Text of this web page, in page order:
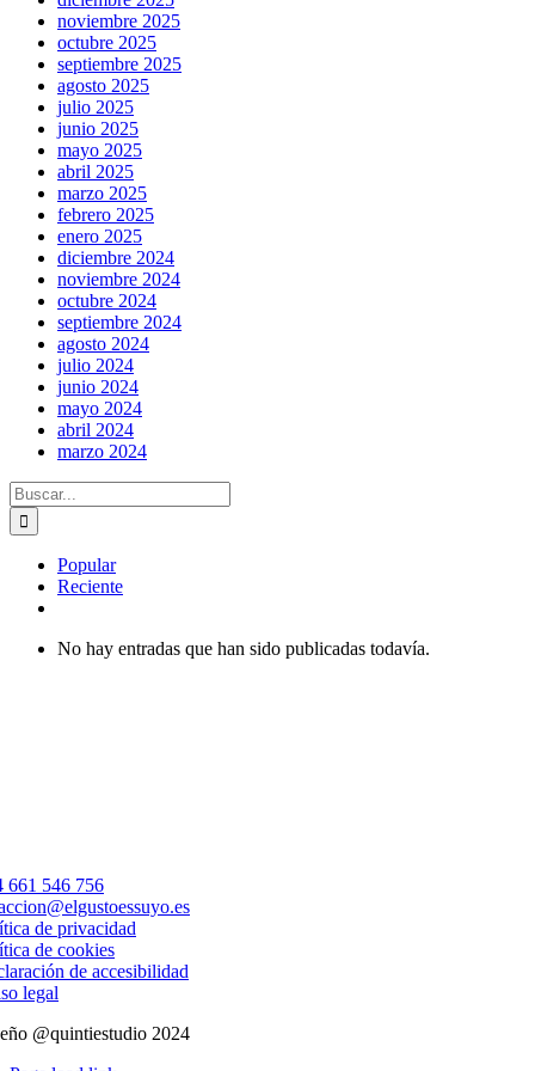
noviembre 2025
octubre 2025
septiembre 2025
agosto 2025
julio 2025
junio 2025
mayo 2025
abril 2025
marzo 2025
febrero 2025
enero 2025
diciembre 2024
noviembre 2024
octubre 2024
septiembre 2024
agosto 2024
julio 2024
junio 2024
mayo 2024
abril 2024
marzo 2024
Buscar:
Popular
Reciente
No hay entradas que han sido publicadas todavía.
661 546 756
de privacidad
de cookies
de accesibilidad
legal
@quintiestudio 2024